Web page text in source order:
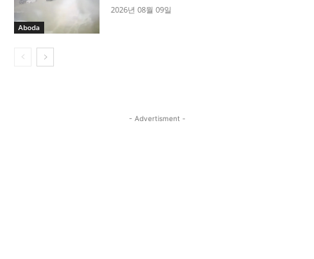
Aboda
2026년 08월 09일
- Advertisment -